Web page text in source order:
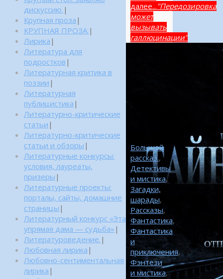
далее... "Передозировка
может
вызывать
галлюцинации"
Большой
рассказ.,
Детективы
и мистика,
Загадки,
шарады,
Рассказы,
Фантастика,
Фантастика
и
приключения,
Фэнтези
и мистика,
дискуссию. |
Крупная проза |
КРУПНАЯ ПРОЗА: |
Лирика |
Литература для
подростков |
Литературная критика в
поэзии |
Литературная
публицистика |
Литературно-критические
статьи |
Литературно-критические
статьи и обзоры |
Литературные конкурсы:
условия, лауреаты,
призеры |
Литературные проекты:
порталы, сайты, домашние
страницы |
Литературный конкурс «Эта
упрямая дама — судьба» |
Литературоведение. |
Любовная лирика |
Любовно-сентиментальная
лирика |